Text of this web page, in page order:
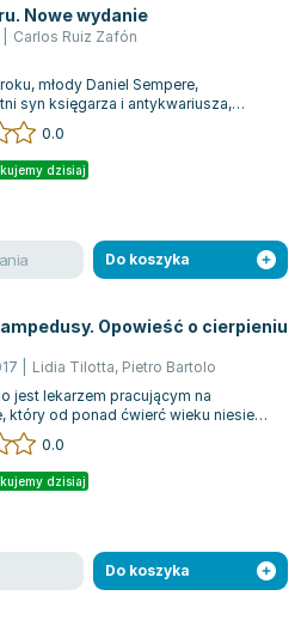
Nowe wydanie
Carlos Ruiz Zafón
młody Daniel Sempere,
syn księgarza i antykwariusza,
niezwykłą tajemnicą w ser...
0.0
dzisiaj
Do koszyka
Opowieść o cierpieniu
Lidia Tilotta, Pietro Bartolo
jest lekarzem pracującym na
który od ponad ćwierć wieku niesie
Jego opowieść łączy się...
0.0
dzisiaj
Do koszyka